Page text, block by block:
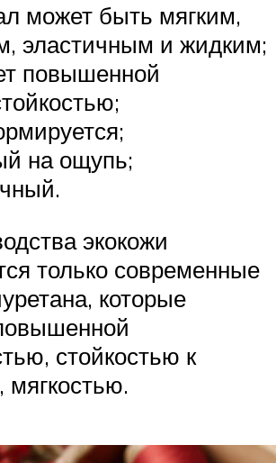
может быть мягким,
эластичным и жидким;
повышенной
на ощупь;
экокожи
только современные
которые
стойкостью к